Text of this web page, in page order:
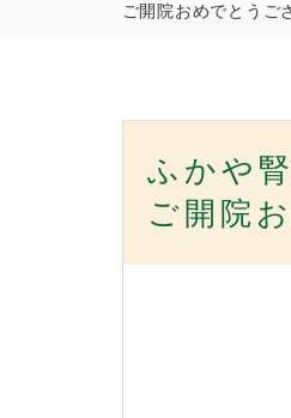
ご開院おめでとうご
ふかや
ご開院